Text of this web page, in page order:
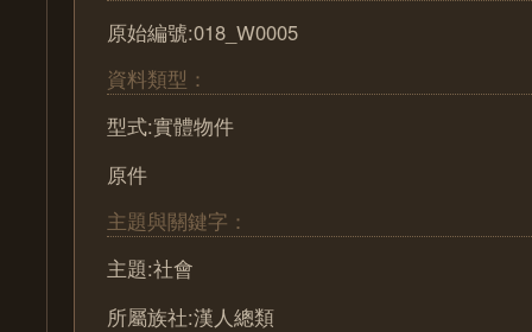
原始編號:018_W0005
資料類型：
型式:實體物件
原件
主題與關鍵字：
主題:社會
所屬族社:漢人總類